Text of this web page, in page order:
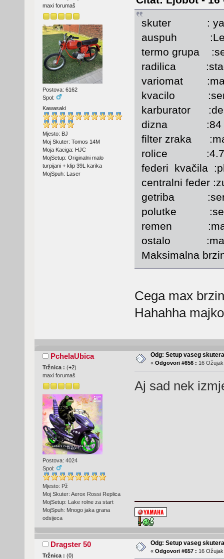
maxi forumaš
Postova: 6162
Spol:
Kawasaki
Mjesto: BJ
Moj Skuter: Tomos 14M
Moja Kaciga: HJC
MojSetup: Originalni malo
turpijani + klip 39L karika
MojSpuh: Laser
skuter :
auspuh :Leo
termo grupa
radilica
variomat
kvacilo
karburator
dizna :84
filter zraka
rolice
federi kvačila
centralni feder
getriba
polutke
remen
ostalo
Maksimalna
Cega max
Hahahha
PchelaUbica
Tržnica : (+2)
maxi forumaš
Postova: 4024
Spol:
Mjesto: Pž
Moj Skuter: Aerox Rossi Replica
MojSetup: Lake rolne za start
MojSpuh: Mnogo jaka grana
odsijeca
Odg: Setup vaseg skutera
« Odgovori #656 : 16
Aj sad nek
Dragster 50
Tržnica : (0)
Odg: Setup vaseg skutera
« Odgovori #657 : 16